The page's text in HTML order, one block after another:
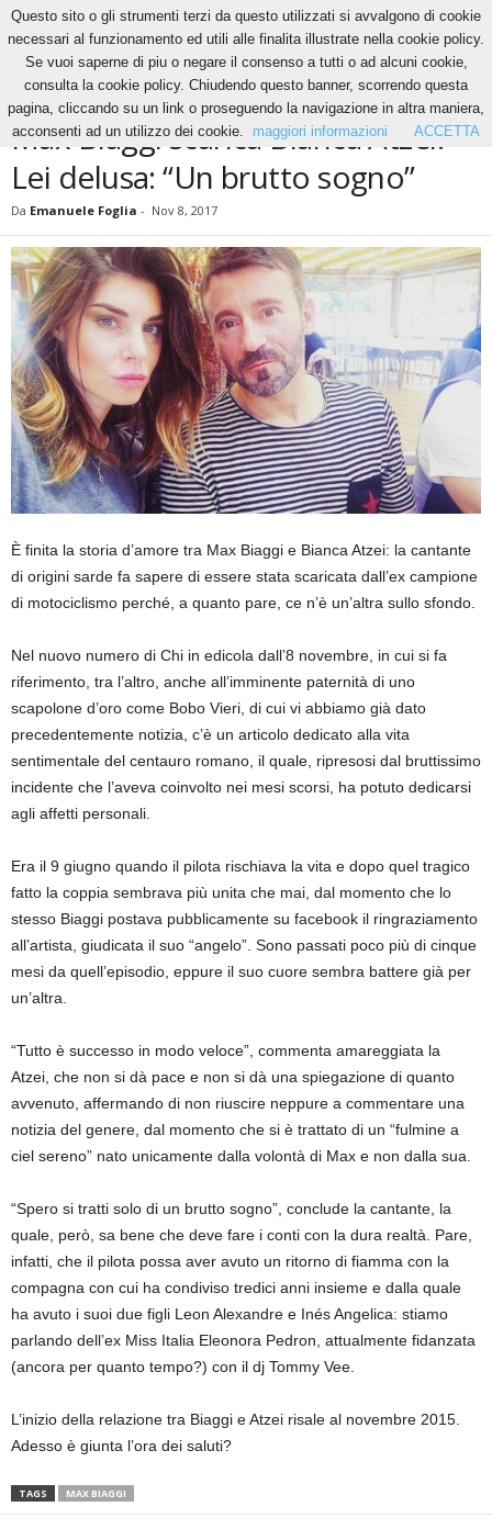
News Max Biaggi scarica Bianca Atzei. Lei delusa: “Un brutto sogno”
NEWS
Max Biaggi scarica Bianca Atzei.
Lei delusa: “Un brutto sogno”
Da Emanuele Foglia - Nov 8, 2017
È finita la storia d’amore tra Max Biaggi e Bianca Atzei: la cantante
di origini sarde fa sapere di essere stata scaricata dall’ex campione
di motociclismo perché, a quanto pare, ce n’è un’altra sullo sfondo.
Nel nuovo numero di Chi in edicola dall’8 novembre, in cui si fa
riferimento, tra l’altro, anche all’imminente paternità di uno
scapolone d’oro come Bobo Vieri, di cui vi abbiamo già dato
precedentemente notizia, c’è un articolo dedicato alla vita
sentimentale del centauro romano, il quale, ripresosi dal bruttissimo
incidente che l’aveva coinvolto nei mesi scorsi, ha potuto dedicarsi
agli affetti personali.
Era il 9 giugno quando il pilota rischiava la vita e dopo quel tragico
fatto la coppia sembrava più unita che mai, dal momento che lo
stesso Biaggi postava pubblicamente su facebook il ringraziamento
all’artista, giudicata il suo “angelo”. Sono passati poco più di cinque
mesi da quell’episodio, eppure il suo cuore sembra battere già per
un’altra.
“Tutto è successo in modo veloce”, commenta amareggiata la
Atzei, che non si dà pace e non si dà una spiegazione di quanto
avvenuto, affermando di non riuscire neppure a commentare una
notizia del genere, dal momento che si è trattato di un “fulmine a
ciel sereno” nato unicamente dalla volontà di Max e non dalla sua.
“Spero si tratti solo di un brutto sogno”, conclude la cantante, la
quale, però, sa bene che deve fare i conti con la dura realtà. Pare,
infatti, che il pilota possa aver avuto un ritorno di fiamma con la
compagna con cui ha condiviso tredici anni insieme e dalla quale
ha avuto i suoi due figli Leon Alexandre e Inés Angelica: stiamo
parlando dell’ex Miss Italia Eleonora Pedron, attualmente fidanzata
(ancora per quanto tempo?) con il dj Tommy Vee.
L’inizio della relazione tra Biaggi e Atzei risale al novembre 2015.
Adesso è giunta l’ora dei saluti?
TAGS MAX BIAGGI
Questo sito o gli strumenti terzi da questo utilizzati si avvalgono di cookie
necessari al funzionamento ed utili alle finalita illustrate nella cookie policy.
Se vuoi saperne di piu o negare il consenso a tutti o ad alcuni cookie,
consulta la cookie policy. Chiudendo questo banner, scorrendo questa
pagina, cliccando su un link o proseguendo la navigazione in altra maniera,
acconsenti ad un utilizzo dei cookie.
maggiori informazioni ACCETTA